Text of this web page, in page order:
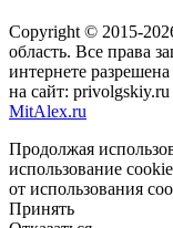
Copyright © 2015-
область. Все права
интернете
на сайт:
MitAlex.ru
Продолжая
использование
от использования
Принять